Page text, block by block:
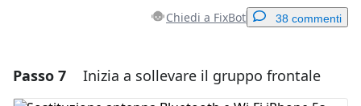
Chiedi a FixBot 38 commenti
Aggiungi un commento
Passo 7 Inizia a sollevare il gruppo frontale